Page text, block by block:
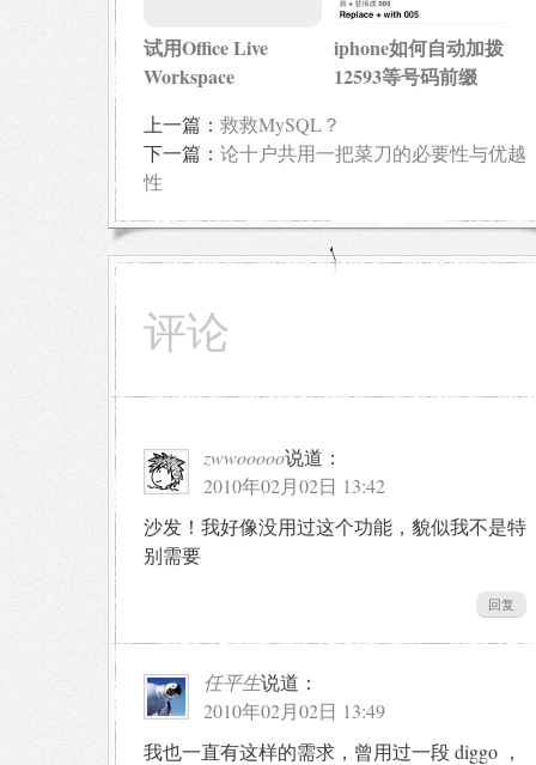
试用Office Live
Workspace
iphone如何自动加拨
12593等号码前缀
上一篇： 救救MySQL？
下一篇： 论十户共用一把菜刀的必要性与优越
性
评论
zwwooooo说道：
2010年02月02日 13:42
沙发！我好像没用过这个功能，貌似我不是特
别需要
回复
任平生说道：
2010年02月02日 13:49
我也一直有这样的需求，曾用过一段 diggo ，